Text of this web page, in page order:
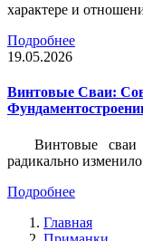
характере и
Подробнее
19.05.2026
Винтовые Сваи:
Винтовые
радикально
Подробнее
Главная